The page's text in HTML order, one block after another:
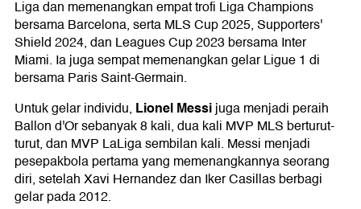
Liga dan memenangkan empat trofi Liga Champions
bersama Barcelona, serta MLS Cup 2025, Supporters'
Shield 2024, dan Leagues Cup 2023 bersama Inter
Miami. Ia juga sempat memenangkan gelar Ligue 1 di
bersama Paris Saint-Germain.
Untuk gelar individu, Lionel Messijuga menjadi peraih
Ballon d'Or sebanyak 8 kali, dua kali MVP MLS berturut-
turut, dan MVP LaLiga sembilan kali. Messi menjadi
pesepakbola pertama yang memenangkannya seorang
diri, setelah Xavi Hernandez dan Iker Casillas berbagi
gelar pada 2012.